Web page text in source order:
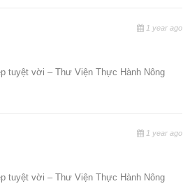
1 year ago
tuyệt vời – Thư Viện Thực Hành Nông
1 year ago
tuyệt vời – Thư Viện Thực Hành Nông